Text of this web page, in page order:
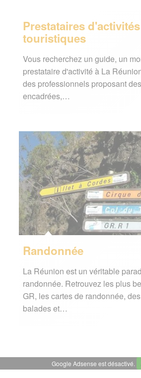
Prestataires
touristiques
Vous recherchez un guide, un
prestataire d'activité à La
des professionnels proposant
encadrées,…
Randonnée
La Réunion est un véritable
randonnée. Retrouvez les plus
GR, les cartes de randonnée,
balades et…
Google Adsense est désactivé.